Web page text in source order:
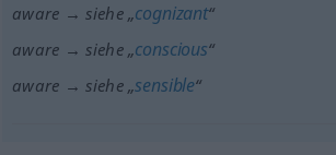
aware → siehe „cognizant“
aware → siehe „conscious“
aware → siehe „sensible“